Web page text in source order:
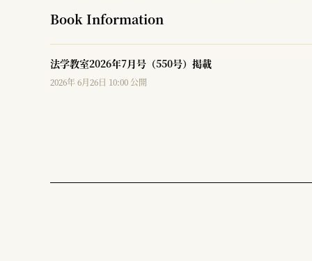
Book Information
法学教室2026年7月号（550号）掲載
2026年 6月26日 10:00 公開